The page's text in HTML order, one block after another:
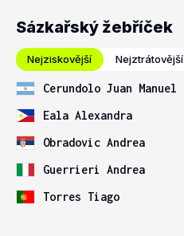
Sázkařský žebříček
Nejziskovější Nejztrátovější
Cerundolo Juan Manuel
Eala Alexandra
Obradovic Andrea
Guerrieri Andrea
Torres Tiago